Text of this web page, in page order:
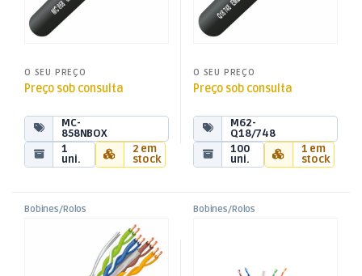
O SEU PREÇO
Preço sob consulta
MC-
858NBOX
1
uni.
2 em
stock
O SEU PREÇO
Preço sob consulta
M62-
Q18/748
100
uni.
1 em
stock
Bobines/Rolos
Cabos UTP / FTP em Bobine Rolo
Cinzento 305m (CCA)
Bobines/Rolos